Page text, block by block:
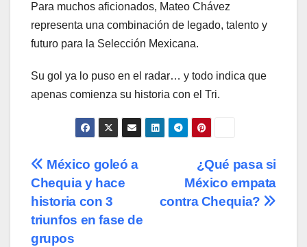
Para muchos aficionados, Mateo Chávez
representa una combinación de legado, talento y
futuro para la Selección Mexicana.
Su gol ya lo puso en el radar… y todo indica que
apenas comienza su historia con el Tri.
Navegación
de
entradas
¿Qué pasa si
México empata
contra Chequia?
México goleó a
Chequia y hace
historia con 3
triunfos en fase de
grupos